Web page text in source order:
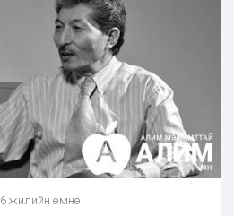
6 жилийн өмнө